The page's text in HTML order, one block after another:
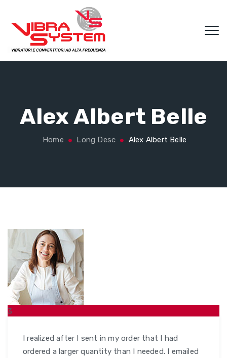
Alex Albert Belle
Home Long Desc Alex Albert Belle
3
I realized after I sent in my order that I had
ordered a larger quantity than I needed. I emailed